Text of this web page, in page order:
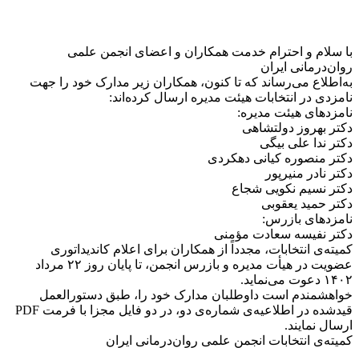
با سلام و احترام خدمت همکاران و اعضای انجمن علمی
روان‌درمانی ایران
به‌اطلاع می‌رساند که تا کنون، همکاران زیر مدارک خود را جهت
نامزدی در انتخابات هیئت مدیره ارسال کرده‌اند:
نامزدهای هیئت مدیره:
دکتر بهروز دولتشاهی
دکتر ندا علی بیگی
دکتر منصوره کیانی دهکردی
دکتر نادر منیرپور
دکتر نسیم نکویی شجاع
دکتر حمید یعقوبی
نامزدهای بازرس:
دکتر نفیسه سعادت مؤمنی
کمیته‌ی انتخابات، مجدداً از همکاران برای اعلام کاندیداتوری
عضویت در هیأت مدیره و بازرس انجمن، تا پایان روز ۲۲ مرداد
۱۴۰۲ دعوت می‌نماید.
خواهشمندم است داوطلبان مدارک خود را، طبق دستورالعمل
قیدشده در اطلاعیه‌ی شماره‌ی دو، در دو فایل مجزا با فرمت PDF
ارسال نمایند.
کمیته‌ی انتخابات‌ انجمن‌ علمی روان‌درمانی ایران